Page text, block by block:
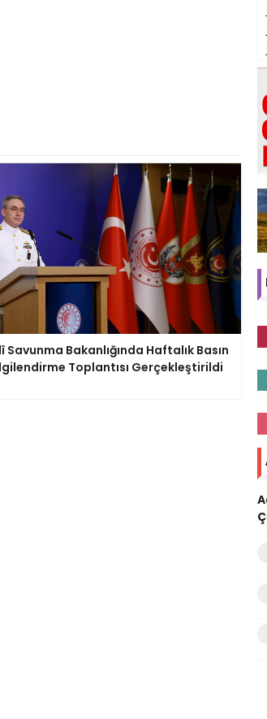
Savunma Bakanlığında Haftalık Basın
Toplantısı Gerçekleştirildi